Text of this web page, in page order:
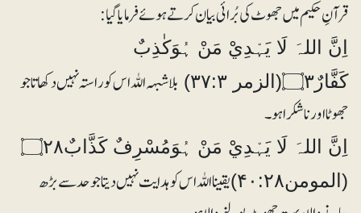
قرآنِ حکیم میں جھوٹ کی بُرائی بیان کرتے ہوئے فرمایا گیا:
اِنَّ اللہَ لَا يَہْدِيْ مَنْ ہُوَكٰذِبٌ
كَفَّارٌ۝۳(الزمر ۳۷:۳)
بلاشبہہ اللہ اس کو راستہ نہیں دکھاتا جو
جھوٹا اور ناشکرا ہو۔
اِنَّ اللہَ لَا يَہْدِيْ مَنْ ہُوَمُسْرِفٌ كَذَّابٌ۝۲۸
(المومن۴۰:۲۸)
یقینا اللہ اس کو ہدایت نہیں دیتا جو حد سے بڑھ